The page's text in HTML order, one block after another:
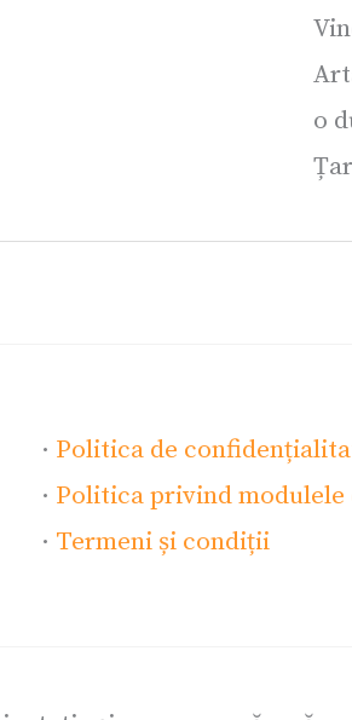
o
· Politica de
· Politica privind modulele
· Termeni și condiții